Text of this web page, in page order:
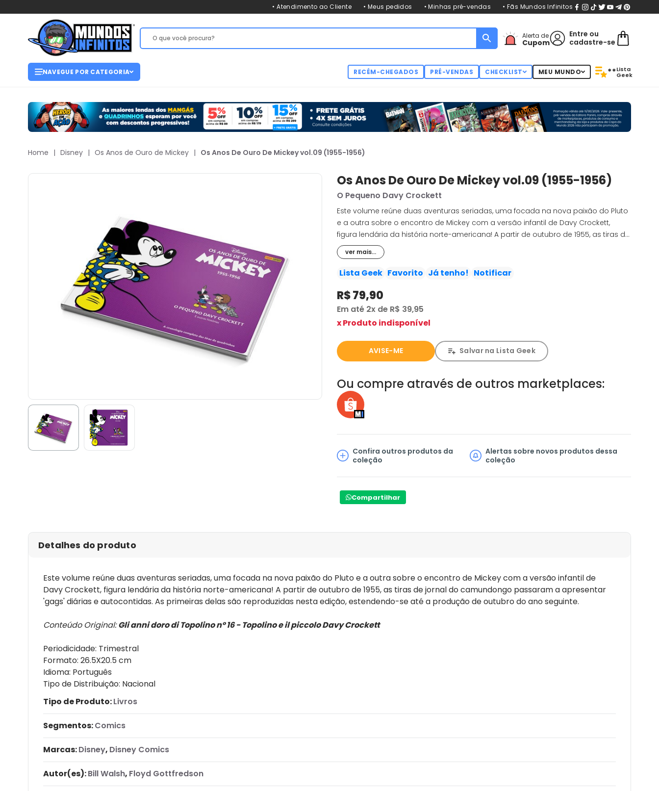
• Atendimento ao Cliente • Meus pedidos • Minhas pré-vendas • Fãs Mundos Infinitos
Alerta de
Cupom
Entre ou
cadastre-se
NAVEGUE POR CATEGORIA RECÉM-CHEGADOS PRÉ-VENDAS CHECKLIST MEU MUNDO **Lista
Geek
Home | Disney | Os Anos de Ouro de Mickey | Os Anos De Ouro De Mickey vol.09 (1955-1956)
Os Anos De Ouro De Mickey vol.09 (1955-1956)
O Pequeno Davy Crockett
Este volume reúne duas aventuras seriadas, uma focada na nova paixão do Pluto
e a outra sobre o encontro de Mickey com a versão infantil de Davy Crockett,
figura lendária da história norte-americana! A partir de outubro de 1955, as tiras de
jornal do camundongo passaram a apresentar 'gags' diárias e autocontidas. As
primeiras delas são reproduzidas nesta edição, estendendo-se até a produção
de outubro do ano seguinte.
ver mais...
Lista Geek Favorito Já tenho! Notificar
R$ 79,90
Em até 2x de R$ 39,95
x Produto indisponível
AVISE-ME Salvar na Lista Geek
Ou compre através de outros marketplaces:
Confira outros produtos da
coleção
Alertas sobre novos produtos dessa
coleção
Compartilhar
Detalhes do produto
Este volume reúne duas aventuras seriadas, uma focada na nova paixão do Pluto e a outra sobre o encontro de Mickey com a versão infantil de
Davy Crockett, figura lendária da história norte-americana! A partir de outubro de 1955, as tiras de jornal do camundongo passaram a apresentar
'gags' diárias e autocontidas. As primeiras delas são reproduzidas nesta edição, estendendo-se até a produção de outubro do ano seguinte.
Conteúdo Original:Gli anni doro di Topolino nº 16 - Topolino e il piccolo Davy Crockett
Periodicidade: Trimestral
Formato: 26.5X20.5 cm
Idioma: Português
Tipo de Distribuição: Nacional
Tipo de Produto:Livros
Segmentos:Comics
Marcas:Disney, Disney Comics
Autor(es):Bill Walsh, Floyd Gottfredson